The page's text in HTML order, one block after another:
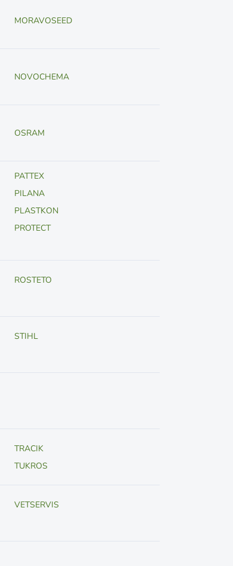
MORAVOSEED
NOVOCHEMA
OSRAM
PATTEX
PILANA
PLASTKON
PROTECT
ROSTETO
STIHL
TRACIK
TUKROS
VETSERVIS